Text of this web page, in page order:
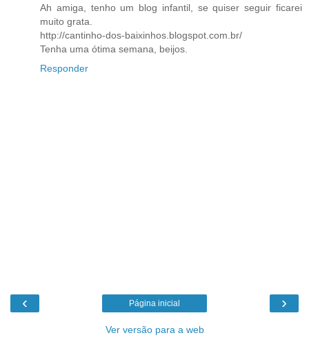
Ah amiga, tenho um blog infantil, se quiser seguir ficarei
muito grata.
http://cantinho-dos-baixinhos.blogspot.com.br/
Tenha uma ótima semana, beijos.
Responder
‹ ›
Página inicial
Ver versão para a web